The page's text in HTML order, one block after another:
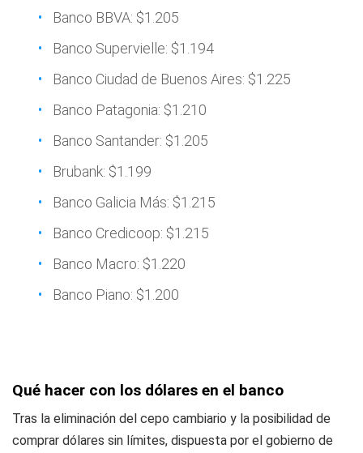
Banco BBVA: $1.205
Banco Supervielle: $1.194
Banco Ciudad de Buenos Aires: $1.225
Banco Patagonia: $1.210
Banco Santander: $1.205
Brubank: $1.199
Banco Galicia Más: $1.215
Banco Credicoop: $1.215
Banco Macro: $1.220
Banco Piano: $1.200
Qué hacer con los dólares en el banco
Tras la eliminación del cepo cambiario y la posibilidad de
comprar dólares sin límites, dispuesta por el gobierno de